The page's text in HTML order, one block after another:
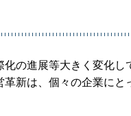
の進展等大きく変化し
新は、個々の企業にと